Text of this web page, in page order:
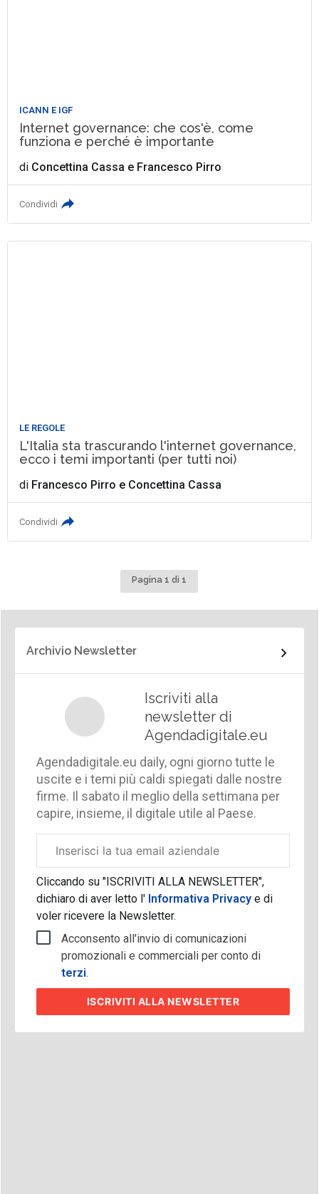
ICANN E IGF
Internet governance: che cos'è, come
funziona e perché è importante
di Concettina Cassa e Francesco Pirro
Condividi
LE REGOLE
L'Italia sta trascurando l'internet governance,
ecco i temi importanti (per tutti noi)
di Francesco Pirro e Concettina Cassa
Condividi
Pagina 1 di 1
Archivio Newsletter
Iscriviti alla
newsletter di
Agendadigitale.eu
Agendadigitale.eu daily, ogni giorno tutte le
uscite e i temi più caldi spiegati dalle nostre
firme. Il sabato il meglio della settimana per
capire, insieme, il digitale utile al Paese.
aziendale
Cliccando su "ISCRIVITI ALLA NEWSLETTER",
dichiaro di aver letto l'Informativa Privacy e di
voler ricevere la Newsletter.
Acconsento all'invio di comunicazioni
promozionali e commerciali per conto di
terzi.
ISCRIVITI ALLA NEWSLETTER